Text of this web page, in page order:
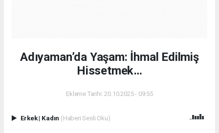
Adıyaman’da Yaşam: İhmal Edilmiş
Hissetmek…
Ekleme Tarihi: 20.10.2025 - 09:55
Erkek| Kadın (Haberi Sesli Oku)